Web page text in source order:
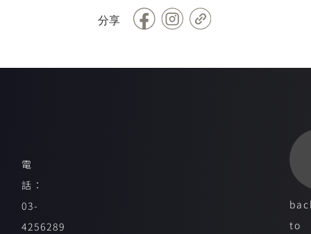
分享 Facebook
Copy
電
話：
03-
4256289
to